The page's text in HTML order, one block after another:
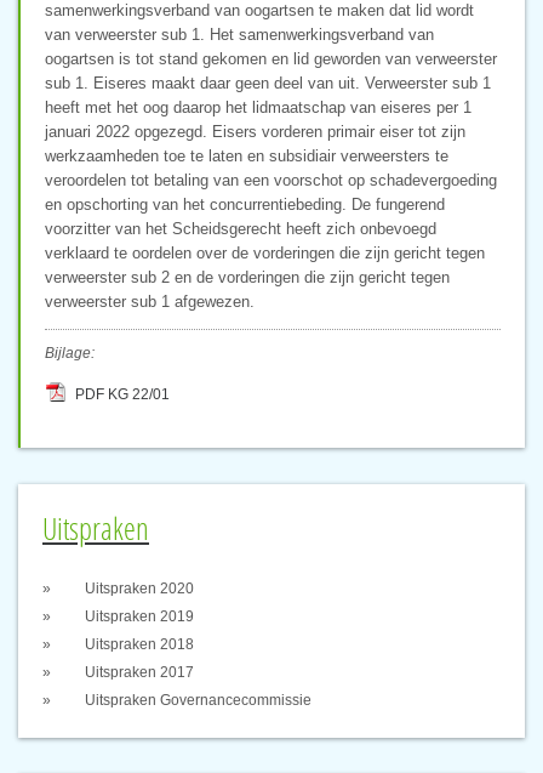
Uitspraken
Uitspraken 2020
Uitspraken 2019
Uitspraken 2018
Uitspraken 2017
Uitspraken Governancecommissie
samenwerkingsverband van oogartsen te maken dat lid wordt
van verweerster sub 1. Het samenwerkingsverband van
oogartsen is tot stand gekomen en lid geworden van verweerster
sub 1. Eiseres maakt daar geen deel van uit. Verweerster sub 1
heeft met het oog daarop het lidmaatschap van eiseres per 1
januari 2022 opgezegd. Eisers vorderen primair eiser tot zijn
werkzaamheden toe te laten en subsidiair verweersters te
veroordelen tot betaling van een voorschot op schadevergoeding
en opschorting van het concurrentiebeding. De fungerend
voorzitter van het Scheidsgerecht heeft zich onbevoegd
verklaard te oordelen over de vorderingen die zijn gericht tegen
verweerster sub 2 en de vorderingen die zijn gericht tegen
verweerster sub 1 afgewezen.
Bijlage:
PDF KG 22/01